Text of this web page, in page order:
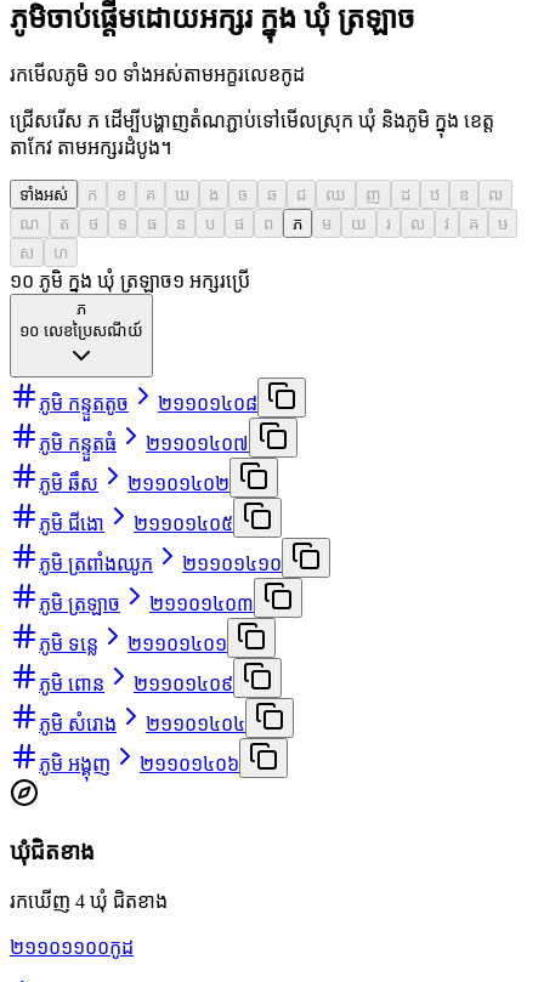
ភូមិចាប់ផ្តើមដោយអក្សរ ក្នុង ឃុំ ត្រឡាច
រកមើលភូមិ ១០ ទាំងអស់តាមអក្ខរលេខកូដ
ជ្រើសរើស ភ ដើម្បីបង្ហាញតំណភ្ជាប់ទៅមើលស្រុក ឃុំ និងភូមិ ក្នុង ខេត្ត
តាកែវ តាមអក្សរដំបូង។
ទាំងអស់ ក ខ គ ឃ ង ច ឆ ជ ឈ ញ ដ ឋ ឌ
ឍ
ណ
ត ថ ទ ធ ន ប ផ ព ភ ម យ រ ល វ ឝ
ឞ
ស
ហ
១០ ភូមិ ក្នុង ឃុំ ត្រឡាច១ អក្សរប្រើ
ភ
១០ លេខប្រៃសណីយ៍
ភូមិ កន្ទួតតូច
២១១០១៤០៨
ភូមិ កន្ទួតធំ
២១១០១៤០៧
ភូមិ ឆឹស
២១១០១៤០២
ភូមិ ជីងោ
២១១០១៤០៥
ភូមិ ត្រពាំងឈូក
២១១០១៤១០
ភូមិ ត្រឡាច
២១១០១៤០៣
ភូមិ ទន្លេ
២១១០១៤០១
ភូមិ ពោន
២១១០១៤០៩
ភូមិ សំរោង
២១១០១៤០៤
ភូមិ អង្គុញ
២១១០១៤០៦
ឃុំជិតខាង
រកឃើញ 4 ឃុំ ជិតខាង
២១១០១១០០កូដ